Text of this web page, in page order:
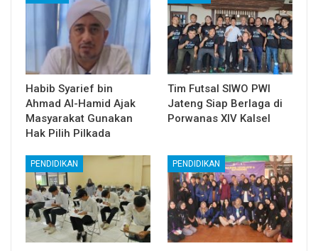
Habib Syarief bin
Ahmad Al-Hamid Ajak
Masyarakat Gunakan
Hak Pilih Pilkada
Tim Futsal SIWO PWI
Jateng Siap Berlaga di
Porwanas XIV Kalsel
PENDIDIKAN PENDIDIKAN